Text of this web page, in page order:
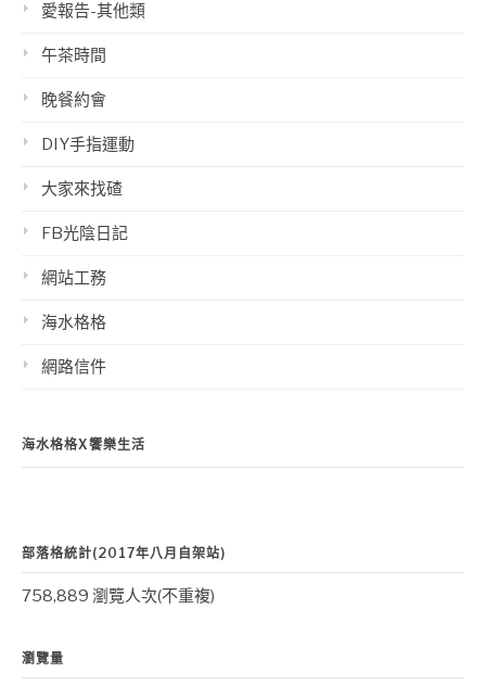
愛報告-其他類
午茶時間
晚餐約會
DIY手指運動
大家來找碴
FB光陰日記
網站工務
海水格格
網路信件
海水格格X饗樂生活
部落格統計(2017年八月自架站)
758,889 瀏覽人次(不重複)
瀏覽量